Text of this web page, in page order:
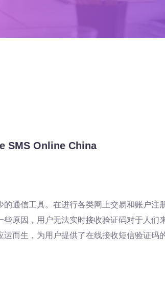
SMS Online China
通信工具。在进行各类网上交易和账户注
原因，用户无法实时接收验证码对于人们
而生，为用户提供了在线接收短信验证码